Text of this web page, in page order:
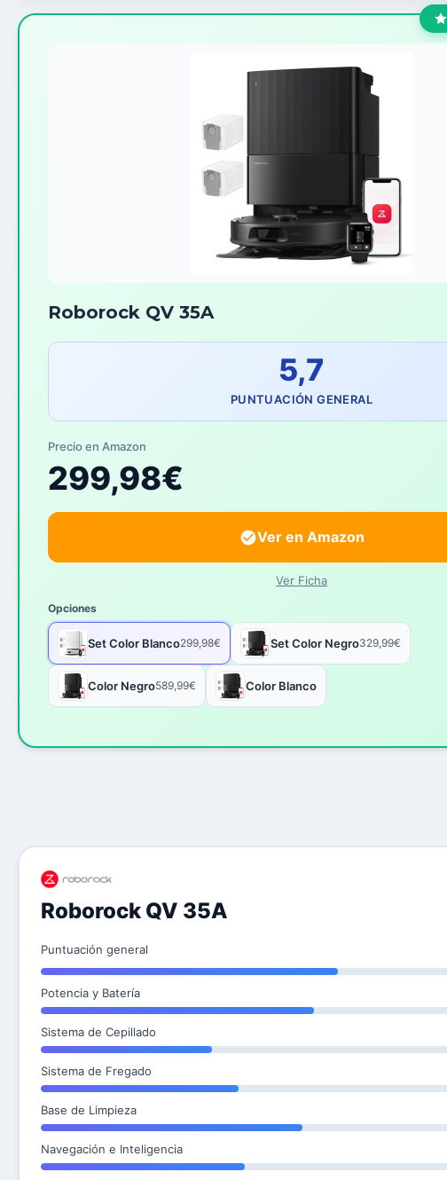
Roborock QV 35A
5,7
PUNTUACIÓN GENERAL
Precio en Amazon
299,98€
Ver en Amazon
Ver Ficha
Opciones
Set Color Blanco299,98€ Set Color Negro329,99€
Color Negro589,99€ Color Blanco
Roborock QV 35A
Puntuación general
Potencia y Batería
Sistema de Cepillado
Sistema de Fregado
Base de Limpieza
Navegación e Inteligencia